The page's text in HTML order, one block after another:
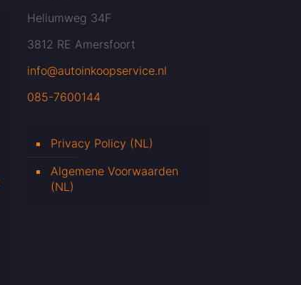
Heliumweg 34F
3812 RE Amersfoort
info@autoinkoopservice.nl
085-7600144
Privacy Policy (NL)
Algemene Voorwaarden
(NL)